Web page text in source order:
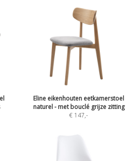
Eline eikenhouten eetkamerstoel
naturel - met bouclé grijze zitting
€ 147,-